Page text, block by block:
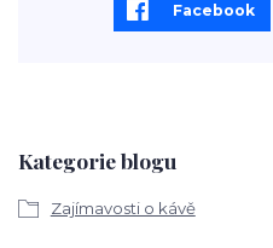
Kategorie blogu
Zajímavosti o kávě
Facebook